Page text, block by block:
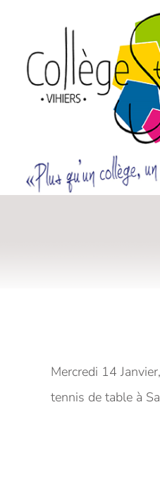
Mercredi 14
tennis de table à